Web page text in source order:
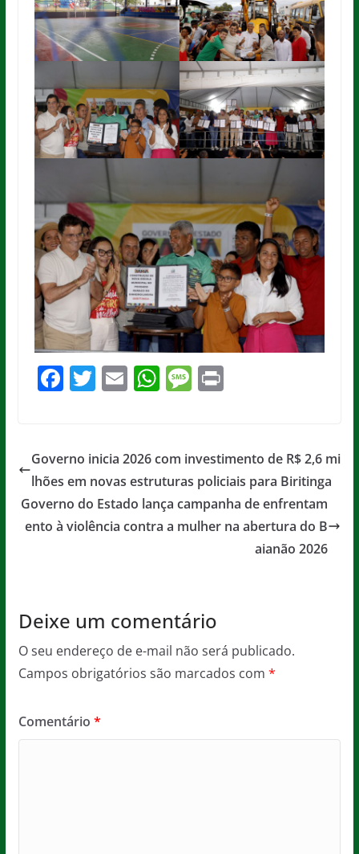
F
e
b
o
o
T
er
E
l
W
s
A
p
p
M
a
g
e
Pr
Governo inicia 2026 com investimento de R$ 2,6 mi
lhões em novas estruturas policiais para Biritinga
Governo do Estado lança campanha de enfrentam
ento à violência contra a mulher na abertura do B
aianão 2026
Deixe um comentário
O seu endereço de e-mail não será publicado.
Campos obrigatórios são marcados com *
Comentário *